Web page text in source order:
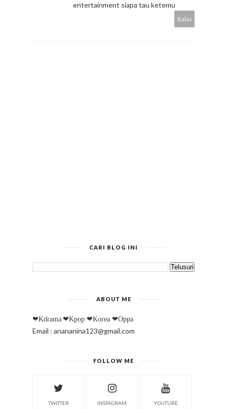
entertainment siapa tau ketemu
Balas
CARI BLOG INI
ABOUT ME
❤Kdrama ❤Kpop ❤Korea ❤Oppa
Email : anananina123@gmail.com
FOLLOW ME
TWITTER INSTAGRAM YOUTUBE